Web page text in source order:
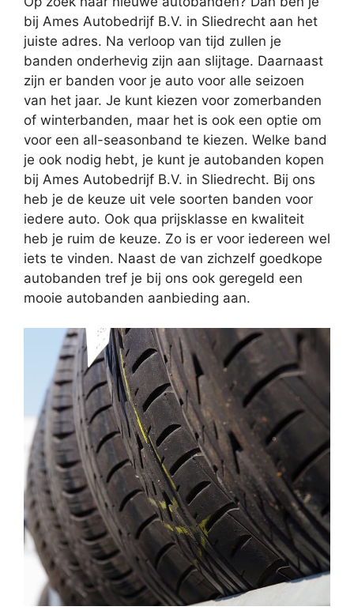
bij Ames Autobedrijf B.V. in Sliedrecht aan het
juiste adres. Na verloop van tijd zullen je
banden onderhevig zijn aan slijtage. Daarnaast
zijn er banden voor je auto voor alle seizoen
van het jaar. Je kunt kiezen voor zomerbanden
of winterbanden, maar het is ook een optie om
voor een all-seasonband te kiezen. Welke band
je ook nodig hebt, je kunt je autobanden kopen
bij Ames Autobedrijf B.V. in Sliedrecht. Bij ons
heb je de keuze uit vele soorten banden voor
iedere auto. Ook qua prijsklasse en kwaliteit
heb je ruim de keuze. Zo is er voor iedereen wel
iets te vinden. Naast de van zichzelf goedkope
autobanden tref je bij ons ook geregeld een
mooie autobanden aanbieding aan.